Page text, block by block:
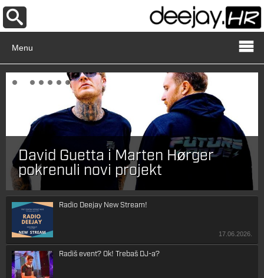
Menu
David Guetta i Marten Hørger
pokrenuli novi projekt
Radio Deejay New Stream!
17.06.2026.
Radiš event? Ok! Trebaš DJ-a?